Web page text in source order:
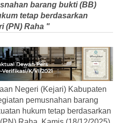
barang bukti (BB)
tetap berdasarkan
(PN) Raha "
Negeri (Kejari) Kabupaten
pemusnahan barang
hukum tetap berdasarkan